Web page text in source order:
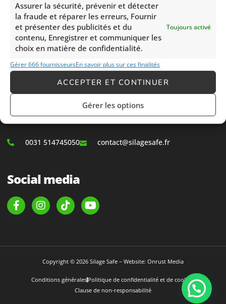
Assurer la sécurité, prévenir et détecter
la fraude et réparer les erreurs, Fournir
et présenter des publicités et du
contenu, Enregistrer et communiquer les
choix en matière de confidentialité.
Toujours activé
Gérer 666 fournisseursEn savoir plus sur ces finalités
ACCEPTER ET CONTINUER
Gérer les options
Silage Safe aide les éleveurs à couvrir le mieux possible leur
fourrage grossier. Les valeurs fourragères sont conservées
grâce à une couverture hermétique à l'air et à l'eau. Avec un
éclairage de service et moins de pertes de fourrage, vous
réalisez des économies.
8567 LL Oudemirdum
0031 514745050 contact@silagesafe.fr
Social media
Copyright © 2026 Silage Safe – Website: Onrust Media
Conditions généralesPolitique de confidentialité et de cookies
Clause de non-responsabilité